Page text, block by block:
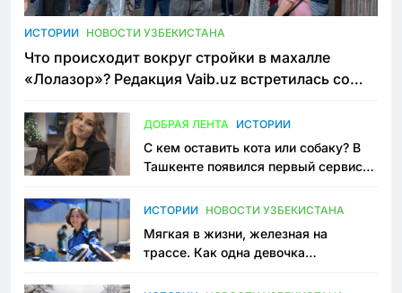
ИСТОРИИ НОВОСТИ УЗБЕКИСТАНА
Что происходит вокруг стройки в махалле
«Лолазор»? Редакция Vaib.uz встретилась со
ДОБРАЯ ЛЕНТА ИСТОРИИ
С кем оставить кота или собаку? В
Ташкенте появился первый сервис
ИСТОРИИ НОВОСТИ УЗБЕКИСТАНА
Мягкая в жизни, железная на
трассе. Как одна девочка